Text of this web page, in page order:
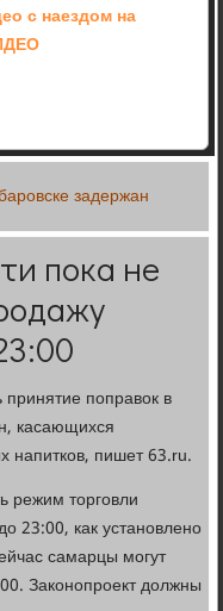
с наездом на
задержан
пока не
поправок в
касающихся
напитков, пишет 63.ru.
режим торговли
23:00, как установлено
самарцы могут
Законопроект должны